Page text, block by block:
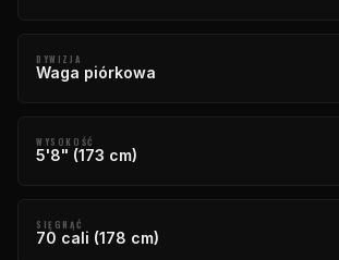
DYWIZJA
Waga piórkowa
WYSOKOŚĆ
5'8" (173 cm)
SIĘGNĄĆ
70 cali (178 cm)